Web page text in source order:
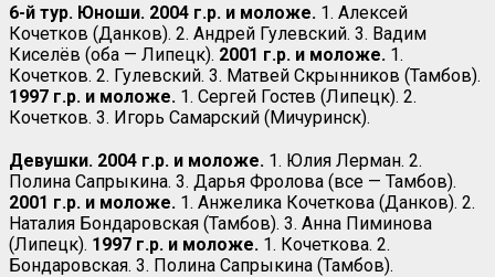
6-й тур. Юноши. 2004 г.р. и моложе. 1. Алексей
Кочетков (Данков). 2. Андрей Гулевский. 3. Вадим
Киселёв (оба — Липецк). 2001 г.р. и моложе. 1.
Кочетков. 2. Гулевский. 3. Матвей Скрынников (Тамбов).
1997 г.р. и моложе. 1. Сергей Гостев (Липецк). 2.
Кочетков. 3. Игорь Самарский (Мичуринск).
Девушки. 2004 г.р. и моложе. 1. Юлия Лерман. 2.
Полина Сапрыкина. 3. Дарья Фролова (все — Тамбов).
2001 г.р. и моложе. 1. Анжелика Кочеткова (Данков). 2.
Наталия Бондаровская (Тамбов). 3. Анна Пиминова
(Липецк). 1997 г.р. и моложе. 1. Кочеткова. 2.
Бондаровская. 3. Полина Сапрыкина (Тамбов).